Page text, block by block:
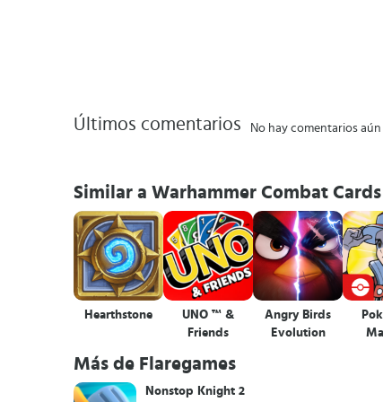
Últimos comentarios No hay comentarios aún
Similar a Warhammer Combat Cards
Hearthstone
UNO ™ &
Friends
Angry Birds
Evolution
Más de Flaregames
Nonstop Knight 2